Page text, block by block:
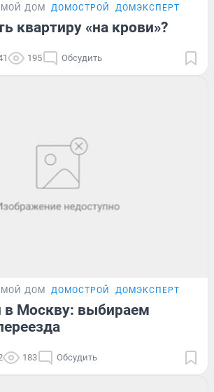
МОЙ ДОМ ДОМОСТРОЙ ДОМЭКСПЕРТ
квартиру «на крови»?
195 Обсудить
МОЙ ДОМ ДОМОСТРОЙ ДОМЭКСПЕРТ
в Москву: выбираем
183 Обсудить